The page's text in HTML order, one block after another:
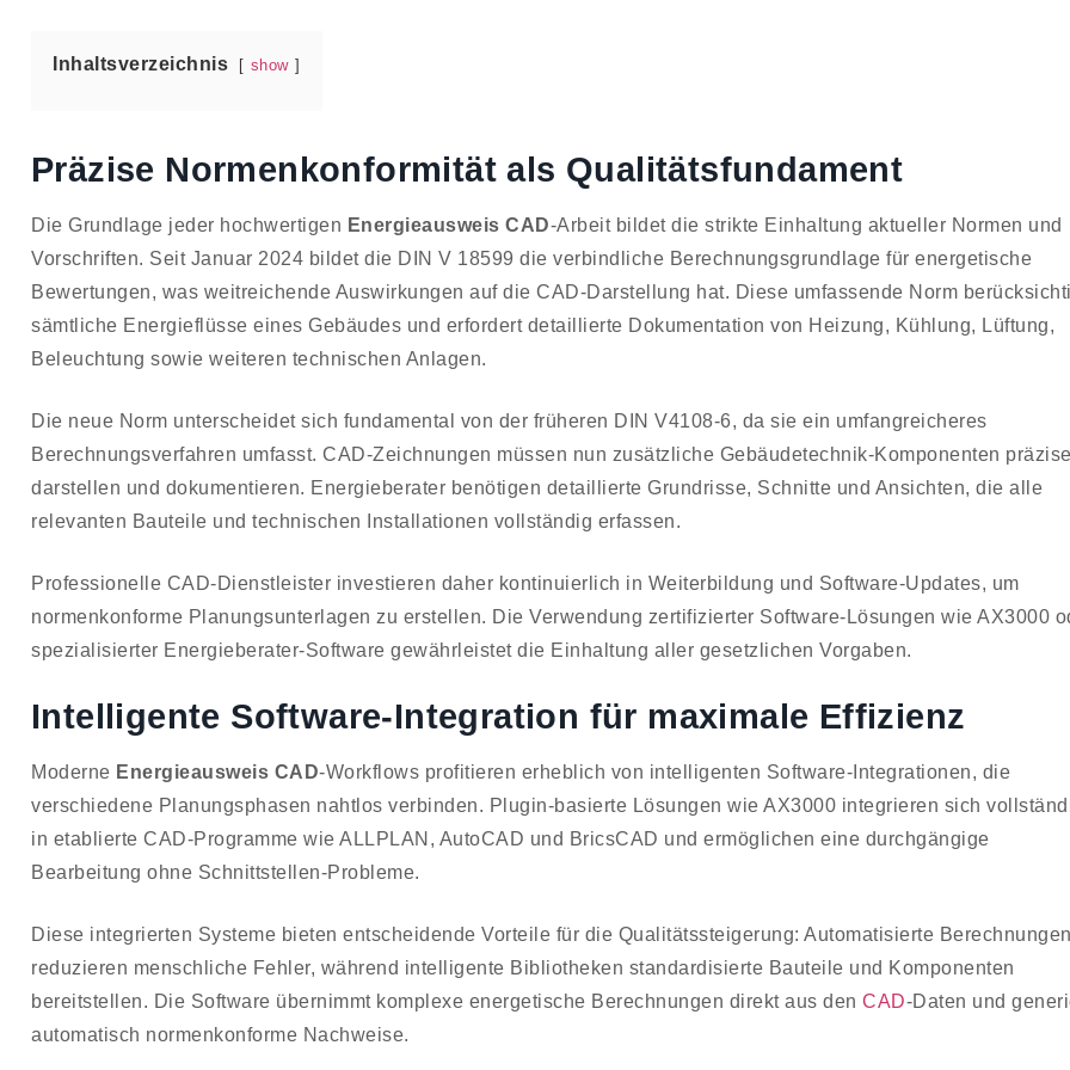
Inhaltsverzeichnis show
Präzise Normenkonformität als Qualitätsfundament
Die Grundlage jeder hochwertigen Energieausweis CAD-Arbeit bildet die strikte Einhaltung aktueller Normen und
Vorschriften. Seit Januar 2024 bildet die DIN V 18599 die verbindliche Berechnungsgrundlage für energetische
Bewertungen, was weitreichende Auswirkungen auf die CAD-Darstellung hat. Diese umfassende Norm
sämtliche Energieflüsse eines Gebäudes und erfordert detaillierte Dokumentation von Heizung, Kühlung, Lüftung,
Beleuchtung sowie weiteren technischen Anlagen.
Die neue Norm unterscheidet sich fundamental von der früheren DIN V4108-6, da sie ein umfangreicheres
Berechnungsverfahren umfasst. CAD-Zeichnungen müssen nun zusätzliche Gebäudetechnik-Komponenten präzise
darstellen und dokumentieren. Energieberater benötigen detaillierte Grundrisse, Schnitte und Ansichten, die alle
relevanten Bauteile und technischen Installationen vollständig erfassen.
Professionelle CAD-Dienstleister investieren daher kontinuierlich in Weiterbildung und Software-Updates, um
normenkonforme Planungsunterlagen zu erstellen. Die Verwendung zertifizierter Software-Lösungen wie AX3000
spezialisierter Energieberater-Software gewährleistet die Einhaltung aller gesetzlichen Vorgaben.
Intelligente Software-Integration für maximale Effizienz
Moderne Energieausweis CAD-Workflows profitieren erheblich von intelligenten Software-Integrationen, die
verschiedene Planungsphasen nahtlos verbinden. Plugin-basierte Lösungen wie AX3000 integrieren sich
in etablierte CAD-Programme wie ALLPLAN, AutoCAD und BricsCAD und ermöglichen eine durchgängige
Bearbeitung ohne Schnittstellen-Probleme.
Diese integrierten Systeme bieten entscheidende Vorteile für die Qualitätssteigerung: Automatisierte Berechnungen
reduzieren menschliche Fehler, während intelligente Bibliotheken standardisierte Bauteile und Komponenten
bereitstellen. Die Software übernimmt komplexe energetische Berechnungen direkt aus den CAD-Daten und
automatisch normenkonforme Nachweise.